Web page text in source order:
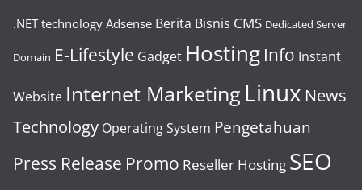
.NET technology Adsense Berita Bisnis CMS Dedicated Server
Domain E-Lifestyle Gadget Hosting Info Instant
Website Internet Marketing Linux News
Technology Operating System Pengetahuan
Press Release Promo Reseller Hosting SEO